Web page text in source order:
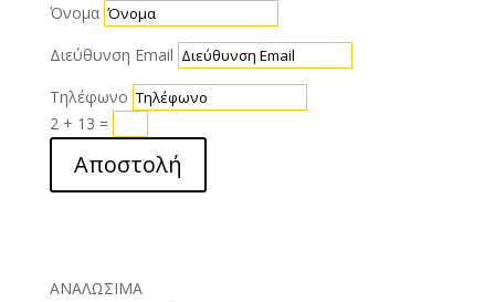
Όνομα
Διεύθυνση Email
Τηλέφωνο
2 + 13 =
Αποστολή
ΑΝΑΛΩΣΙΜΑ